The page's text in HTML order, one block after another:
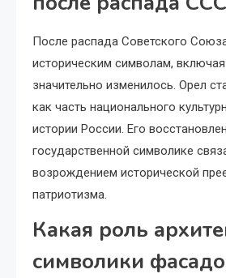
После распада Советского
историческим символам,
значительно изменилось. Орел
как часть национального
истории России. Его
государственной символике
возрождением исторической
патриотизма.
Какая роль
символики